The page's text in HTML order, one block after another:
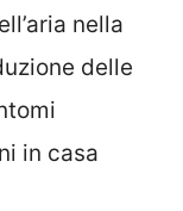
nella
delle
in casa